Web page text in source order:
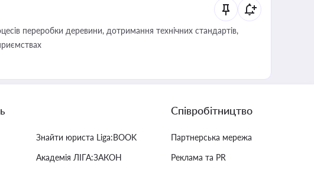
переробки деревини, дотримання технічних стандартів,
Знайти юриста Liga:BOOK
Академія ЛІГА:ЗАКОН
Співробітництво
Партнерська мережа
Реклама та PR